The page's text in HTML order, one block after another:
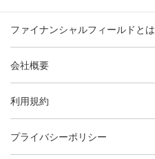
ファイナンシャルフィールドとは
会社概要
利用規約
プライバシーポリシー